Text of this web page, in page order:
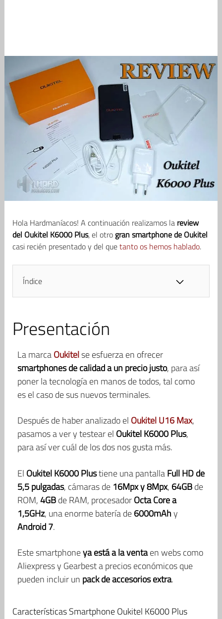
Hola Hardmaníacos! A continuación realizamos la review
del Oukitel K6000 Plus, el otro gran smartphone de Oukitel
casi recién presentado y del quetanto os hemos hablado.
Índice
Presentación
La marcaOukitelse esfuerza en ofrecer
smartphones de calidad a un precio justo, para así
poner la tecnología en manos de todos, tal como
es el caso de sus nuevos terminales.
Después de haber analizado el Oukitel U16 Max,
pasamos a ver y testear el Oukitel K6000 Plus,
para así ver cuál de los dos nos gusta más.
El Oukitel K6000 Plustiene una pantallaFull HD de
5,5 pulgadas, cámaras de 16Mpx y 8Mpx, 64GBde
ROM,4GBde RAM, procesadorOcta Core a
1,5GHz, una enorme batería de6000mAhy
Android 7.
Este smartphoneya está a la ventaen webs como
Aliexpress y Gearbest a precios económicos que
pueden incluir un pack de accesorios extra.
Características Smartphone Oukitel K6000 Plus